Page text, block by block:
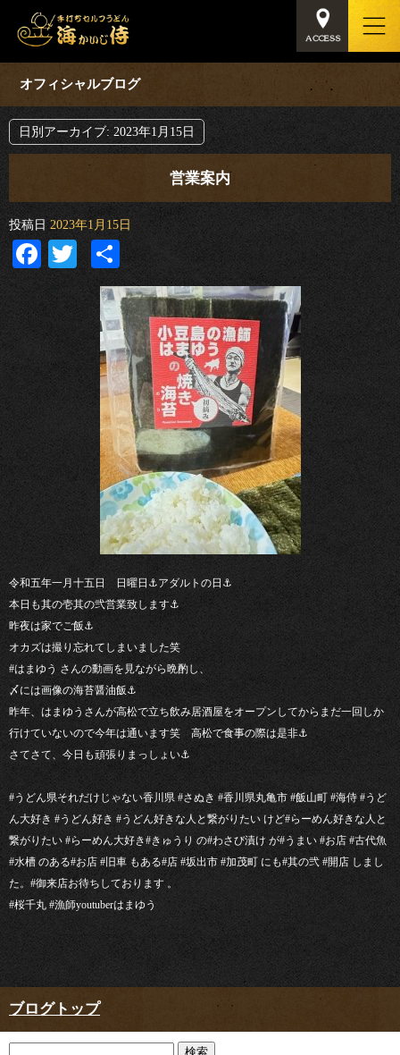
オフィシャルブログ
日別アーカイブ: 2023年1月15日
営業案内
投稿日 2023年1月15日
Facebook
Twitter
共
有
令和五年一月十五日 日曜日⚓︎アダルトの日⚓︎
本日も其の壱其の弐営業致します⚓︎
昨夜は家でご飯⚓︎
オカズは撮り忘れてしまいました笑
#はまゆう さんの動画を見ながら晩酌し、
〆には画像の海苔醤油飯⚓︎
昨年、はまゆうさんが高松で立ち飲み居酒屋をオープンしてからまだ一回しか
行けていないので今年は通います笑 高松で食事の際は是非⚓︎
さてさて、今日も頑張りまっしょい⚓︎
#うどん県それだけじゃない香川県 #さぬき #香川県丸亀市 #飯山町 #海侍 #うど
ん大好き #うどん好き #うどん好きな人と繋がりたい けど#らーめん好きな人と
繋がりたい #らーめん大好き#きゅうり の#わさび漬け が#うまい #お店 #古代魚
#水槽 のある#お店 #旧車 もある#店 #坂出市 #加茂町 にも#其の弐 #開店 しまし
た。#御来店お待ちしております 。
#桜千丸 #漁師youtuberはまゆう
ブログトップ